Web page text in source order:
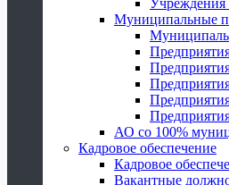
Учреждения
Муниципальные
АО со 100%
Кадровое обеспечение
Кадровое
Вакантные